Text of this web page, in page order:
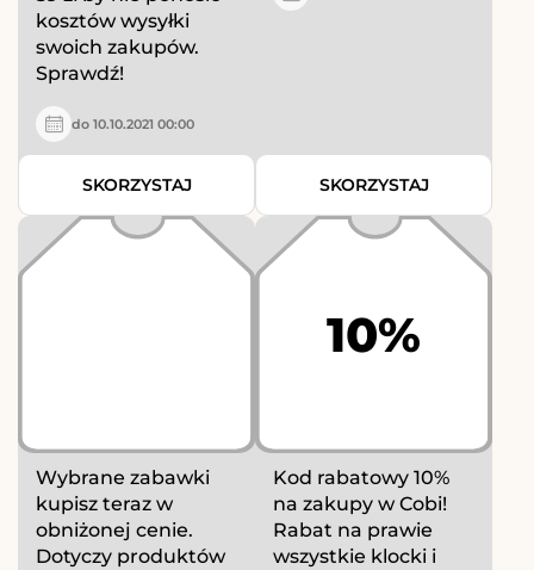
kosztów wysyłki
swoich zakupów.
Sprawdź!
do 10.10.2021 00:00
SKORZYSTAJ SKORZYSTAJ
Wybrane zabawki
kupisz teraz w
obniżonej cenie.
Dotyczy produktów
10%
Kod rabatowy 10%
na zakupy w Cobi!
Rabat na prawie
wszystkie klocki i